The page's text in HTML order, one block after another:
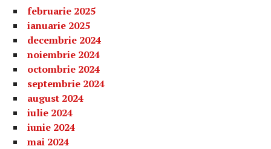
februarie 2025
ianuarie 2025
decembrie 2024
noiembrie 2024
octombrie 2024
septembrie 2024
august 2024
iulie 2024
iunie 2024
mai 2024